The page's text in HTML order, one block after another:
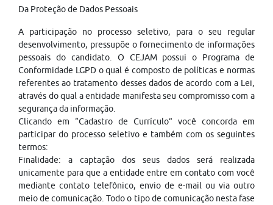
Da Proteção de Dados Pessoais
A participação no processo seletivo, para o seu regular
desenvolvimento, pressupõe o fornecimento de informações
pessoais do candidato. O CEJAM possui o Programa de
Conformidade LGPD o qual é composto de políticas e normas
referentes ao tratamento desses dados de acordo com a Lei,
através do qual a entidade manifesta seu compromisso com a
segurança da informação.
Clicando em “Cadastro de Currículo” você concorda em
participar do processo seletivo e também com os seguintes
termos:
Finalidade: a captação dos seus dados será realizada
unicamente para que a entidade entre em contato com você
mediante contato telefônico, envio de e-mail ou via outro
meio de comunicação. Todo o tipo de comunicação nesta fase